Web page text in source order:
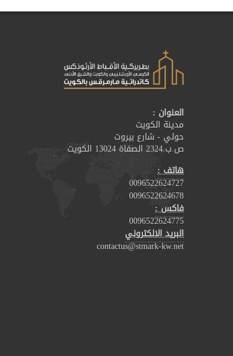
العنوان :
مدينة الكويت
حولي - شارع بيروت
ص.ب.2324 الصفاة 13024 الكويت
هاتف :
0096522624727
0096522624678
فاكس :
0096522624775
البريد الالكتروني
contactus@stmark-kw.net